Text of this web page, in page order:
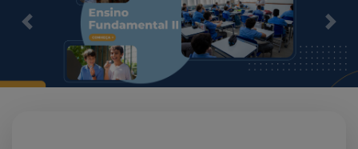
Previous